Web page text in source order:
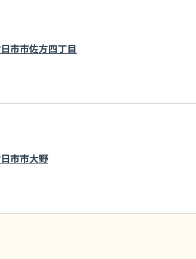
市市佐方四丁目
市市大野